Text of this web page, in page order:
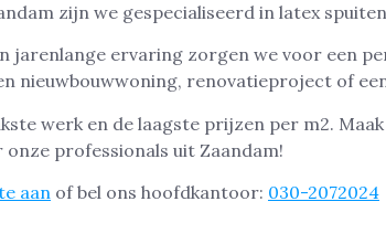
zijn we gespecialiseerd in latex
jarenlange ervaring zorgen we voor een
nieuwbouwwoning, renovatieproject of
werk en de laagste prijzen per m2. Maak
professionals uit Zaandam!
aan of bel ons hoofdkantoor: 030-2072024